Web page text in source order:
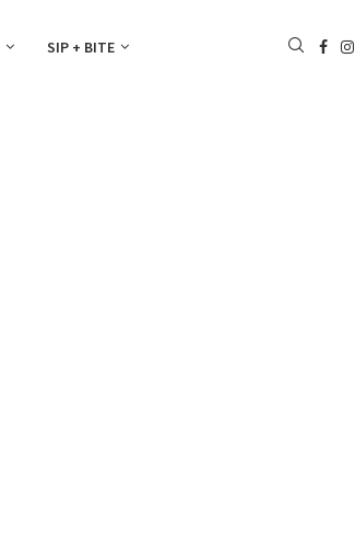
SIP + BITE